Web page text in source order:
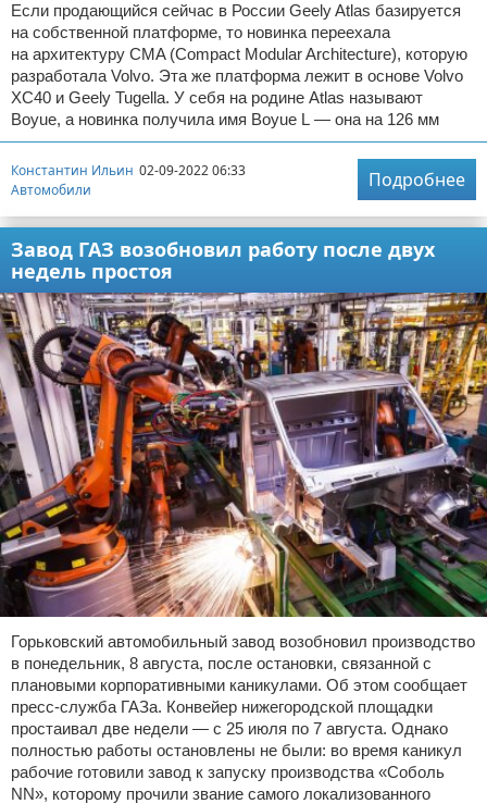
Если продающийся сейчас в России Geely Atlas базируется
на собственной платформе, то новинка переехала
на архитектуру CMA (Compact Modular Architecture), которую
разработала Volvo. Эта же платформа лежит в основе Volvo
XC40 и Geely Tugella. У себя на родине Atlas называют
Boyue, а новинка получила имя Boyue L — она на 126 мм
Константин Ильин 02-09-2022 06:33
Автомобили
Подробнее
Завод ГАЗ возобновил работу после двух
недель простоя
Горьковский автомобильный завод возобновил производство
в понедельник, 8 августа, после остановки, связанной с
плановыми корпоративными каникулами. Об этом сообщает
пресс-служба ГАЗа. Конвейер нижегородской площадки
простаивал две недели — с 25 июля по 7 августа. Однако
полностью работы остановлены не были: во время каникул
рабочие готовили завод к запуску производства «Соболь
NN», которому прочили звание самого локализованного